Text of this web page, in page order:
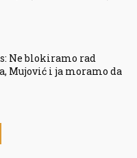
Ne blokiramo rad
Mujović i ja moramo da